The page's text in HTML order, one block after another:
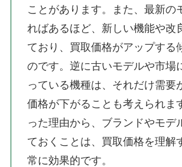
ことがあります。また、最新の
ればあるほど、新しい機能や改
ており、買取価格がアップする
のです。逆に古いモデルや市場
っている機種は、それだけ需要
価格が下がることも考えられま
った理由から、ブランドやモデ
ておくことは、買取価格を理解
常に効果的です。